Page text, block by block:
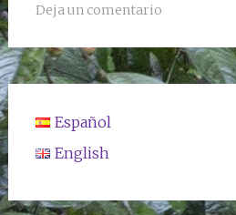
Deja un comentario
Español
English